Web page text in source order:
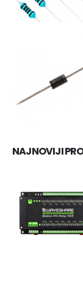
NAJNOVIJI